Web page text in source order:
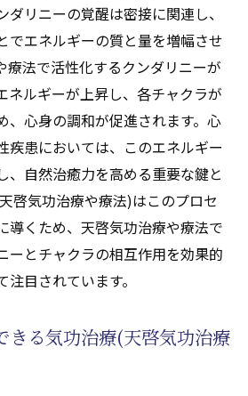
リニーの覚醒は密接に関連し、
でエネルギーの質と量を増幅させ
療法で活性化するクンダリニーが
ネルギーが上昇し、各チャクラが
、心身の調和が促進されます。心
疾患においては、このエネルギー
、自然治癒力を高める重要な鍵と
啓気功治療や療法)はこのプロセ
導くため、天啓気功治療や療法で
ーとチャクラの相互作用を効果的
目されています。
きる気功治療(天啓気功治療